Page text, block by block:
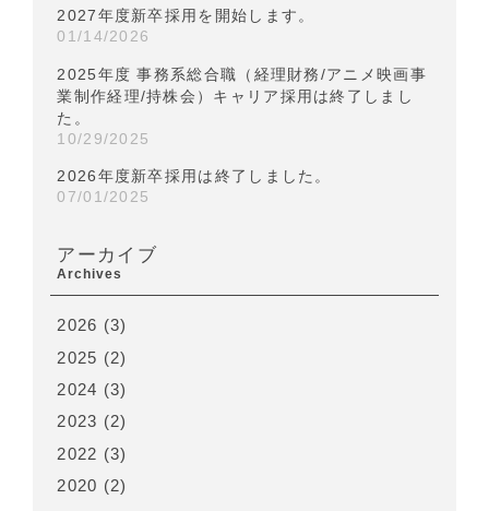
2027年度新卒採用を開始します。
01/14/2026
2025年度 事務系総合職（経理財務/アニメ映画事
業制作経理/持株会）キャリア採用は終了しまし
た。
10/29/2025
2026年度新卒採用は終了しました。
07/01/2025
アーカイブ
Archives
2026 (3)
2025 (2)
2024 (3)
2023 (2)
2022 (3)
2020 (2)